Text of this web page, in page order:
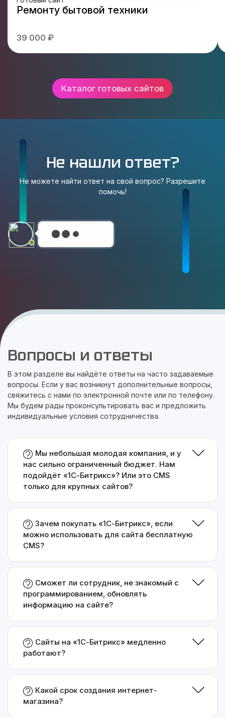
Ремонту бытовой техники
39 000 ₽
Каталог готовых сайтов
Не нашли ответ?
Не можете найти ответ на свой вопрос? Разрешите
помочь!
Вопросы и ответы
В этом разделе вы найдёте ответы на часто задаваемые
вопросы. Если у вас возникнут дополнительные вопросы,
свяжитесь с нами по электронной почте или по телефону.
Мы будем рады проконсультировать вас и предложить
индивидуальные условия сотрудничества.
Мы небольшая молодая компания, и у
нас сильно ограниченный бюджет. Нам
подойдёт «1С-Битрикс»? Или это CMS
только для крупных сайтов?
Зачем покупать «1С-Битрикс», если
можно использовать для сайта бесплатную
CMS?
Сможет ли сотрудник, не знакомый с
программированием, обновлять
информацию на сайте?
Сайты на «1С-Битрикс» медленно
работают?
Какой срок создания интернет-
магазина?